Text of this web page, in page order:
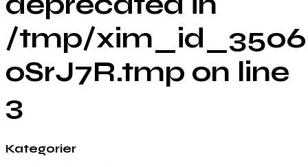
/tmp/
oSrJ7R.tmp on line
3
Kategorier